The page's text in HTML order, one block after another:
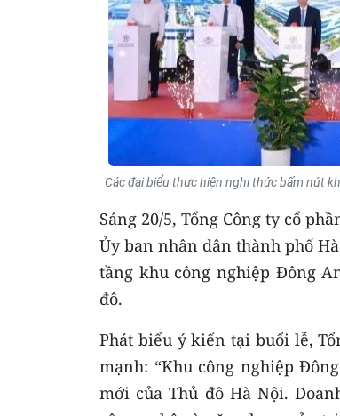
Các đại biểu thực hiện nghi thức bấm nút
Sáng 20/5, Tổng Công ty cổ
Ủy ban nhân dân thành phố
tầng khu công nghiệp Đông
đô.
Phát biểu ý kiến tại buổi lễ,
mạnh: “Khu công nghiệp
mới của Thủ đô Hà Nội.